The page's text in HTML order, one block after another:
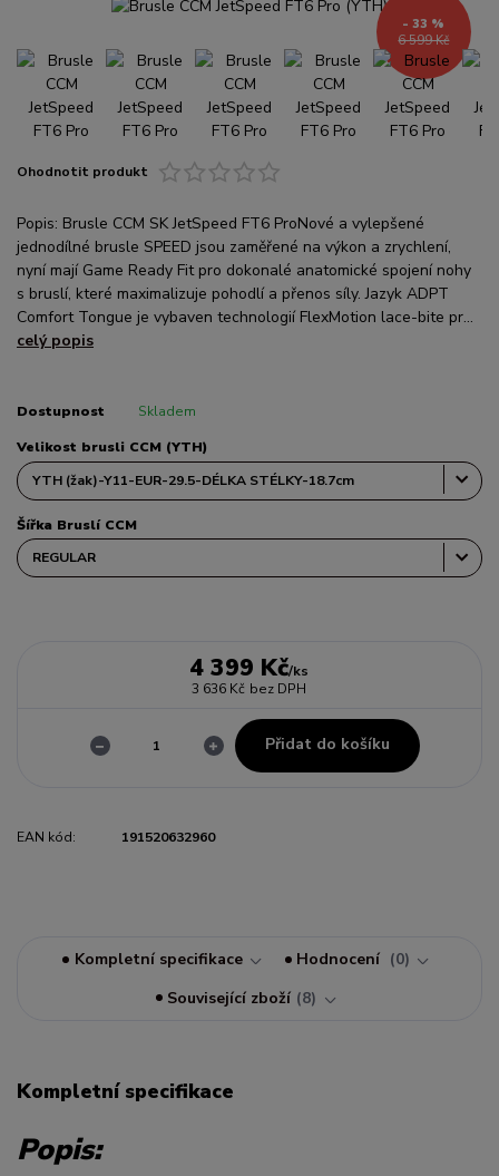
6 599 Kč
- 33 %
Ohodnotit produkt
Popis: Brusle CCM SK JetSpeed FT6 ProNové a vylepšené
jednodílné brusle SPEED jsou zaměřené na výkon a zrychlení,
nyní mají Game Ready Fit pro dokonalé anatomické spojení nohy
s bruslí, které maximalizuje pohodlí a přenos síly. Jazyk ADPT
Comfort Tongue je vybaven technologií FlexMotion lace-bite pr...
celý popis
Dostupnost Skladem
Velikost brusli CCM (YTH)
Šířka Bruslí CCM
4 399 Kč/ks
3 636 Kč bez DPH
Přidat do košíku
EAN kód: 191520632960
Kompletní specifikace Hodnocení
0
Související zboží 8
Kompletní specifikace
Popis: